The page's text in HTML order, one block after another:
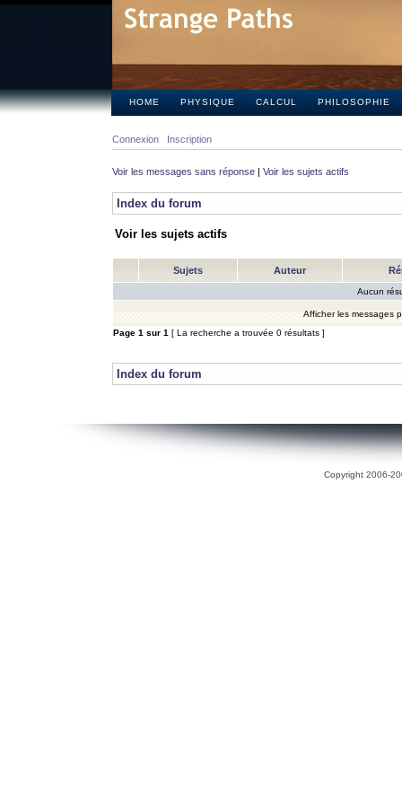
HOME PHYSIQUE CALCUL PHILOSOPHIE
Connexion Inscription
Voir les messages sans réponse | Voir les sujets actifs
Index du forum
Voir les sujets actifs
Sujets Auteur
Aucun
Afficher les messages
Page 1 sur 1 [ La recherche a trouvée 0 résultats ]
Index du forum
Copyright 2006-